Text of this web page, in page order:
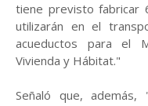
tiene previsto fabricar
utilizarán en el
acueductos para el
Vivienda y Hábitat."
Señaló que,